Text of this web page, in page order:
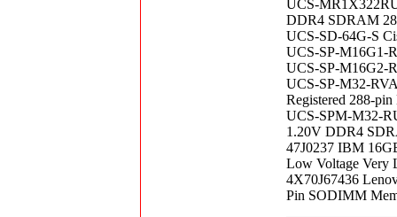
UCS-
DDR4 SDRAM
UCS-SD-64G-S
UCS-SP-M16G1-
UCS-SP-M16G2-
UCS-SP-M32-
Registered 288-
UCS-SPM-M32-
1.20V DDR4
47J0237 IBM
Low Voltage Very
4X70J67436
Pin SODIMM